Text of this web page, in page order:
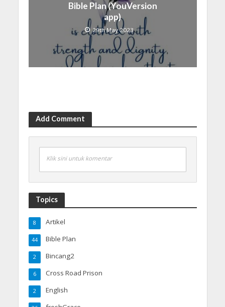
Bible Plan (YouVersion
app)
29th May 2023
Add Comment
Klik sini untuk komentar
Topics
Artikel
8
Bible Plan
44
Bincang2
2
Cross Road Prison
6
English
2